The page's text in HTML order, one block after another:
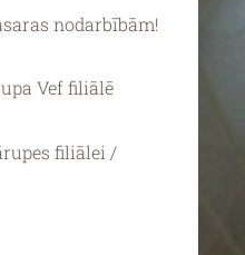
nodarbībām!
Vef filiālē
filiālei /